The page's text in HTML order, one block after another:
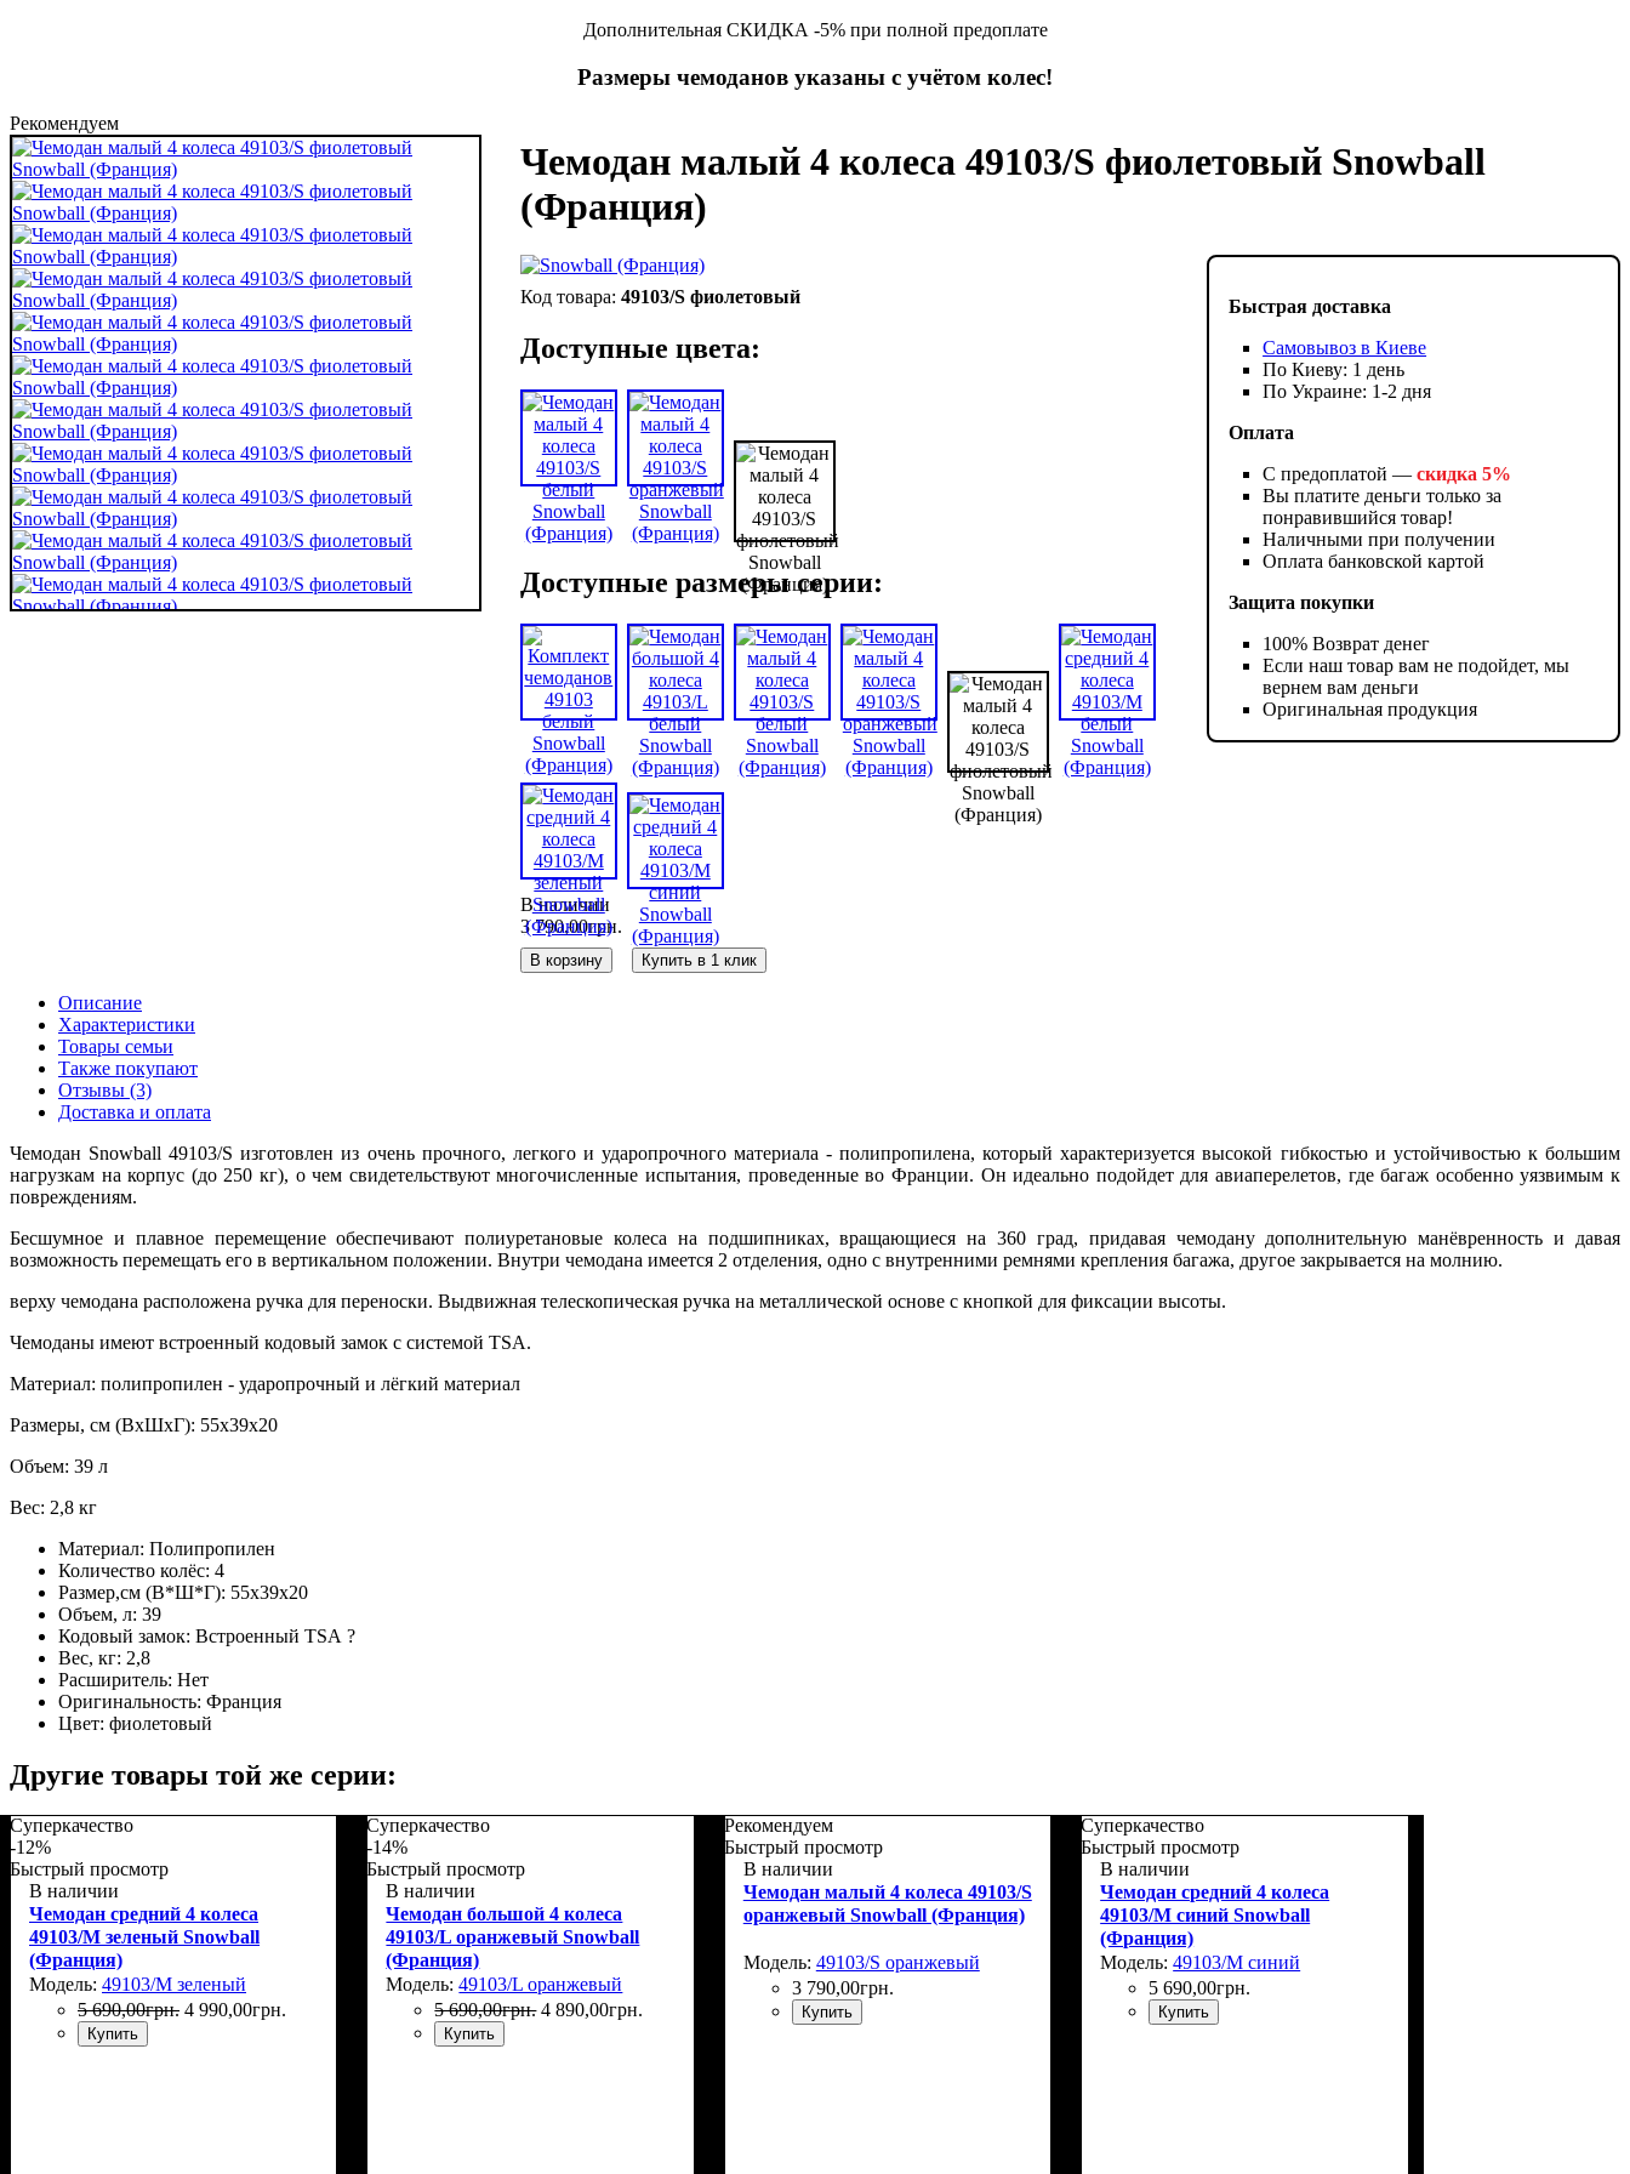
Дополнительная СКИДКА -5% при полной предоплате
Размеры чемоданов указаны с учётом колес!
Рекомендуем
Чемодан малый 4 колеса 49103/S фиолетовый Snowball
(Франция)
Быстрая доставка
Самовывоз в Киеве
По Киеву: 1 день
По Украине: 1-2 дня
Оплата
С предоплатой —скидка 5%
Вы платите деньги только за
понравившийся товар!
Наличными при получении
Оплата банковской картой
Защита покупки
100% Возврат денег
Если наш товар вам не подойдет, мы
вернем вам деньги
Оригинальная продукция
49103/S фиолетовый
Доступные цвета:
Доступные размеры серии:
В наличии
3 790,00грн.
В корзину Купить в 1 клик
Описание
Характеристики
Товары семьи
Также покупают
Отзывы (3)
Доставка и оплата
Чемодан Snowball 49103/S изготовлен из очень прочного, легкого и ударопрочного материала - полипропилена, который характеризуется высокой гибкостью и устойчивостью к большим
нагрузкам на корпус (до 250 кг), о чем свидетельствуют многочисленные испытания, проведенные во Франции. Он идеально подойдет для авиаперелетов, где багаж особенно уязвимым к
повреждениям.
Бесшумное и плавное перемещение обеспечивают полиуретановые колеса на подшипниках, вращающиеся на 360 град, придавая чемодану дополнительную манёвренность и давая
возможность перемещать его в вертикальном положении. Внутри чемодана имеется 2 отделения, одно с внутренними ремнями крепления багажа, другое закрывается на молнию.
верху чемодана расположена ручка для переноски. Выдвижная телескопическая ручка на металлической основе с кнопкой для фиксации высоты.
Чемоданы имеют встроенный кодовый замок с системой TSA.
Материал: полипропилен - ударопрочный и лёгкий материал
Размеры, см (ВхШхГ): 55х39х20
Объем: 39 л
Вес: 2,8 кг
Материал: Полипропилен
Количество колёс: 4
Размер,см (В*Ш*Г): 55х39x20
Объем, л: 39
Кодовый замок: Встроенный TSA ?
Вес, кг: 2,8
Расширитель: Нет
Оригинальность: Франция
Цвет: фиолетовый
Другие товары той же серии:
Суперкачество
-12%
Быстрый просмотр
В наличии
Чемодан средний 4 колеса
49103/M зеленый Snowball
(Франция)
Модель: 49103/M зеленый
5 690,00грн. 4 990,00грн.
Купить
Суперкачество
-14%
Быстрый просмотр
В наличии
Чемодан большой 4 колеса
49103/L оранжевый Snowball
(Франция)
Модель:49103/L оранжевый
5 690,00грн. 4 890,00грн.
Купить
Рекомендуем
Быстрый просмотр
В наличии
Чемодан малый 4 колеса 49103/S
оранжевый Snowball (Франция)
Модель: 49103/S оранжевый
3 790,00грн.
Купить
Суперкачество
Быстрый просмотр
В наличии
Чемодан средний 4 колеса
49103/M синий Snowball
(Франция)
Модель:49103/M синий
5 690,00грн.
Купить